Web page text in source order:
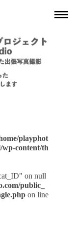
playphot
wp-content/th
on null
public_
on line